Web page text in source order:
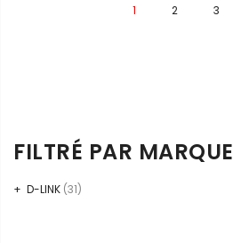
1 2 3
FILTRÉ PAR MARQUE
D-LINK (31)